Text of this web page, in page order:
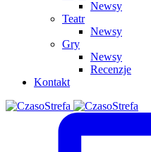
Newsy
Teatr
Newsy
Gry
Newsy
Recenzje
Kontakt